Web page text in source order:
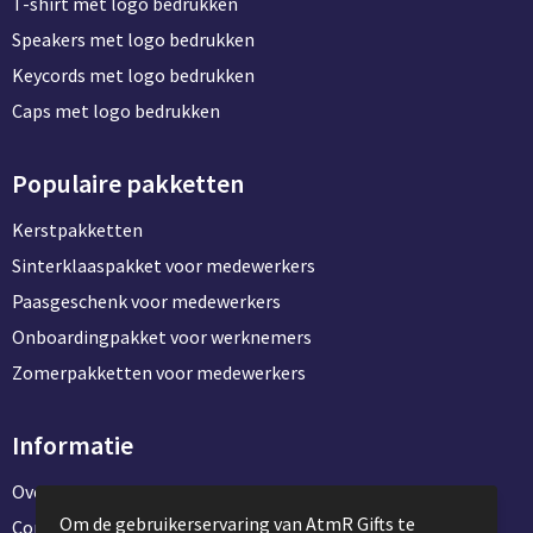
Speakers met logo bedrukken
Keycords met logo bedrukken
Caps met logo bedrukken
Populaire pakketten
Kerstpakketten
Sinterklaaspakket voor medewerkers
Paasgeschenk voor medewerkers
Onboardingpakket voor werknemers
Zomerpakketten voor medewerkers
Informatie
Over ons
Contact en klantenservice
Om de gebruikerservaring van AtmR Gifts te